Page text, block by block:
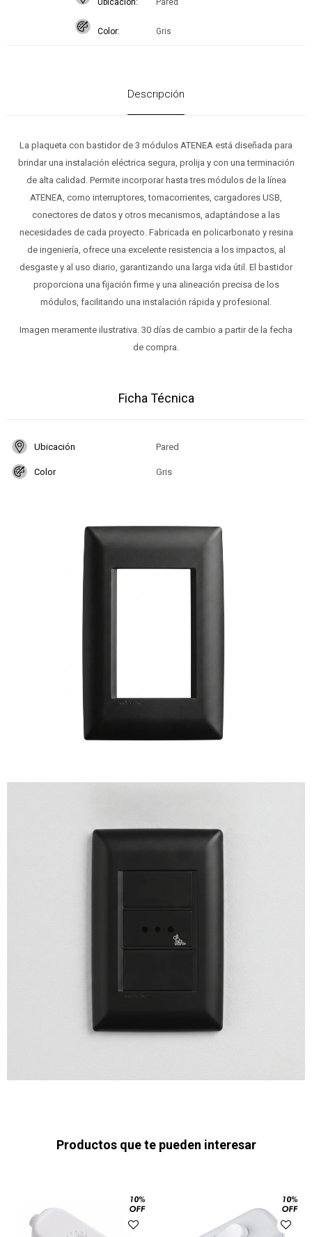
Ubicación Pared
Color Gris
Descripción
La plaqueta con bastidor de 3 módulos ATENEA está diseñada para
brindar una instalación eléctrica segura, prolija y con una terminación
de alta calidad. Permite incorporar hasta tres módulos de la línea
ATENEA, como interruptores, tomacorrientes, cargadores USB,
conectores de datos y otros mecanismos, adaptándose a las
necesidades de cada proyecto. Fabricada en policarbonato y resina
de ingeniería, ofrece una excelente resistencia a los impactos, al
desgaste y al uso diario, garantizando una larga vida útil. El bastidor
proporciona una fijación firme y una alineación precisa de los
módulos, facilitando una instalación rápida y profesional.
Imagen meramente ilustrativa. 30 días de cambio a partir de la fecha
de compra.
Ficha Técnica
Ubicación Pared
Color Gris
Productos que te pueden interesar